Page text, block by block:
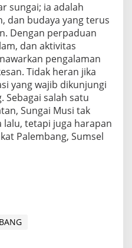
sungai; ia adalah
dan budaya yang terus
Dengan perpaduan
dan aktivitas
pengalaman
Tidak heran jika
yang wajib dikunjungi
Sebagai salah satu
Sungai Musi tak
lalu, tetapi juga harapan
Palembang, Sumsel